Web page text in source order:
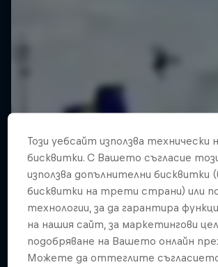
Този уебсайт използва технически
бисквитки. С Вашето съгласие
използва допълнителни бисквитки
бисквитки на трети страни) или
технологии, за да гарантира
на нашия сайт, за маркетингови
подобряване на Вашето онлайн
Можете да оттеглите съгласието